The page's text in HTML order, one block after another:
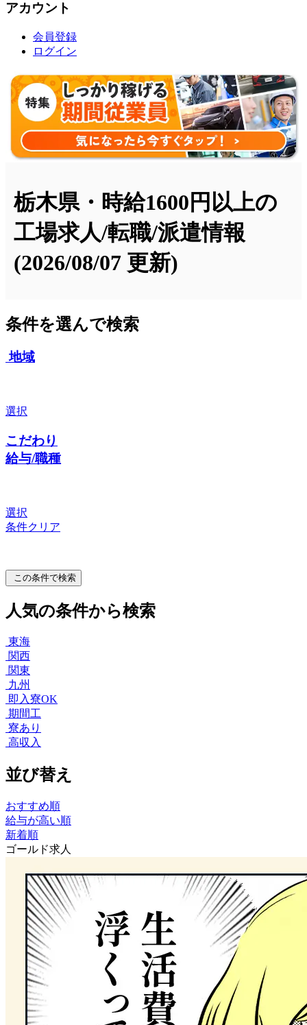
アカウント
会員登録
ログイン
栃木県・時給1600円以上の
工場求人/転職/派遣情報
(2026/08/07 更新)
条件を選んで検索
地域
選択
こだわり
給与/職種
選択
条件クリア
この条件で検索
人気の条件から検索
東海
関西
関東
九州
即入寮OK
期間工
寮あり
高収入
並び替え
おすすめ順
給与が高い順
新着順
ゴールド求人